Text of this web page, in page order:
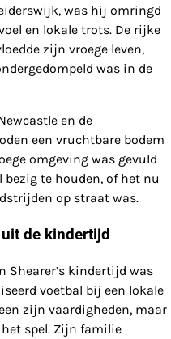
was hij omringd
en lokale trots. De rijke
zijn vroege leven,
was in de
en de
een vruchtbare bodem
omgeving was gevuld
te houden, of het nu
op straat was.
de kindertijd
Shearer’s kindertijd was
voetbal bij een lokale
zijn vaardigheden, maar
spel. Zijn familie